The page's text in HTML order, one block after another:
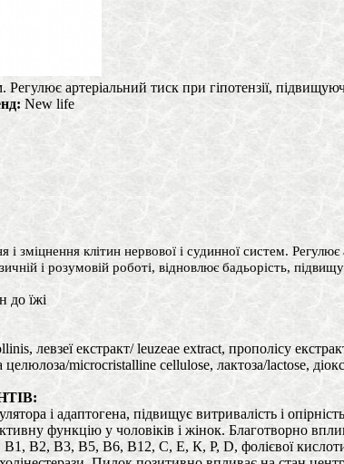
артеріальний тиск при гіпотензії,
New life
і зміцнення клітин нервової і судинної систем.
і розумовій роботі, відновлює бадьорість,
до їжі
левзеї екстракт/ leuzeae extract, прополісу
целюлоза/microcristalline cellulose, лактоза/lactose,
і адаптогена, підвищує витривалість і
функцію у чоловіків і жінок. Благотворно
В2, В3, В5, В6, В12, С, Е, К, Р, D, фолієвої